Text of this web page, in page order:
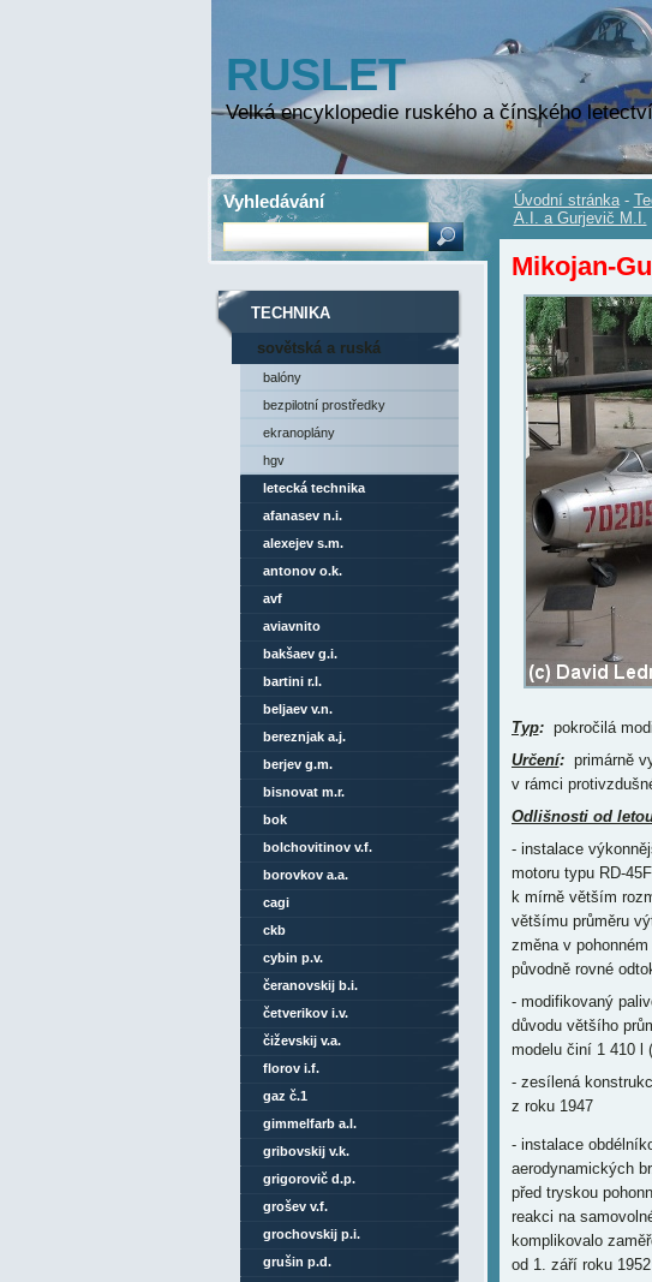
RUSLET
Velká encyklopedie ruského a čínského letectví
Úvodní stránka -
A.I. a Gurjevič M.I.
Mikojan-
Typ:pokročilá
Určení:primárně
v rámci
Odlišnosti od
- instalace
motoru typu RD-
k mírně větším
většímu průměru
změna v
původně rovné
- modifikovaný
důvodu většího
modelu činí 1 410 l
- zesílená
z roku 1947
- instalace
aerodynamických
před tryskou
reakci na
komplikovalo
od 1. září roku
TECHNIKA
sovětská a ruská
technika
balóny
bezpilotní prostředky
ekranoplány
hgv
letecká technika
afanasev n.i.
alexejev s.m.
antonov o.k.
avf
aviavnito
bakšaev g.i.
bartini r.l.
beljaev v.n.
bereznjak a.j.
berjev g.m.
bisnovat m.r.
bok
bolchovitinov v.f.
borovkov a.a.
cagi
ckb
cybin p.v.
čeranovskij b.i.
četverikov i.v.
čiževskij v.a.
florov i.f.
gaz č.1
gimmelfarb a.l.
gribovskij v.k.
grigorovič d.p.
grošev v.f.
grochovskij p.i.
grušin p.d.
Vyhledávání